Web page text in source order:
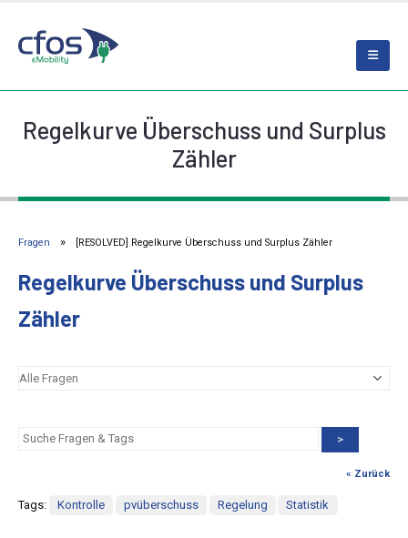
Regelkurve Überschuss und Surplus
Zähler
Fragen [RESOLVED] Regelkurve Überschuss und Surplus Zähler
Regelkurve Überschuss und Surplus
Zähler
>
« Zurück
Tags: Kontrolle pvüberschuss Regelung Statistik